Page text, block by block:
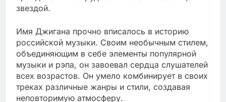
звездой.
Имя Джигана прочно вписалось в историю
российской музыки. Своим необычным стилем,
объединяющим в себе элементы популярной
музыки и рэпа, он завоевал сердца слушателей
всех возрастов. Он умело комбинирует в своих
треках различные жанры и стили, создавая
неповторимую атмосферу.